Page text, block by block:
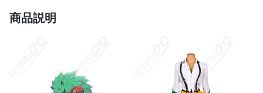
トや工芸のアップグレードにより変更の可
トップス、ズボン、腰飾り、サスペンダ
商品説明